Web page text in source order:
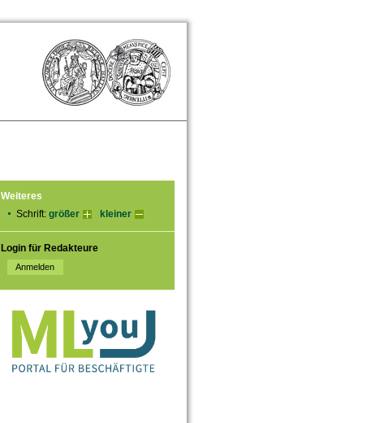
Weiteres
Schrift: größer kleiner
Login für Redakteure